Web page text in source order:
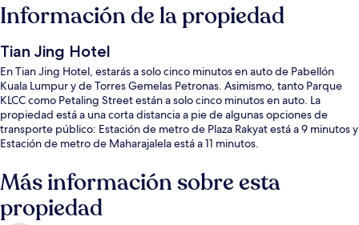
Información de la propiedad
Tian Jing Hotel
En Tian Jing Hotel, estarás a solo cinco minutos en auto de Pabellón
Kuala Lumpur y de Torres Gemelas Petronas. Asimismo, tanto Parque
KLCC como Petaling Street están a solo cinco minutos en auto. La
propiedad está a una corta distancia a pie de algunas opciones de
transporte público: Estación de metro de Plaza Rakyat está a 9 minutos y
Estación de metro de Maharajalela está a 11 minutos.
Más información sobre esta
propiedad